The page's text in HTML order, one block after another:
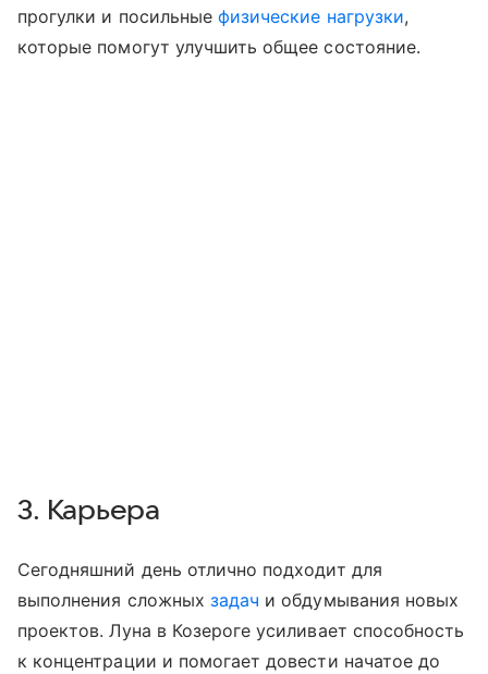
прогулки и посильныефизические нагрузки,
которые помогут улучшить общее состояние.
3. Карьера
Сегодняшний день отлично подходит для
выполнения сложных задач и обдумывания новых
проектов. Луна в Козероге усиливает способность
к концентрации и помогает довести начатое до